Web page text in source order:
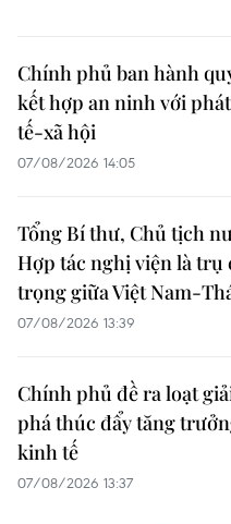
Chính phủ ban hành
kết hợp an ninh với
tế-xã hội
07/08/2026 14:05
Tổng Bí thư, Chủ tịch
Hợp tác nghị viện là trụ
trọng giữa Việt Nam-
07/08/2026 13:39
Chính phủ đề ra loạt
phá thúc đẩy tăng
kinh tế
07/08/2026 13:37